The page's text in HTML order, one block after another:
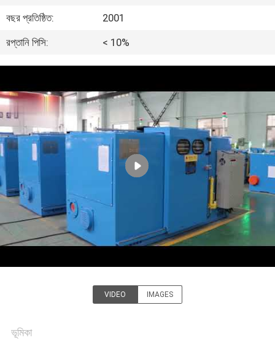
আমাদের
সম্পর্কে
পরিদর্শন
গুণমান
নিয়ন্ত্রণ
আমাদের
সাথে
যোগাযোগ
মামলা
বছর প্রতিষ্ঠিত:
2001
রপ্তানি পিসি:
< 10%
VIDEO IMAGES
ভূমিকা